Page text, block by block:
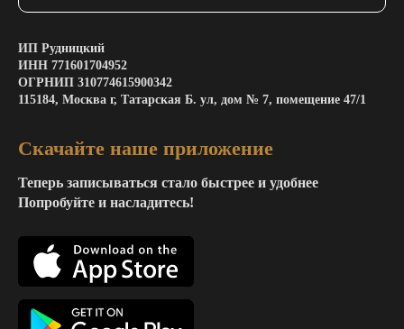
ИП Рудницкий
ИНН 771601704952
ОГРНИП 310774615900342
115184, Москва г, Татарская Б. ул, дом № 7, помещение 47/1
Скачайте наше приложение
Теперь записываться стало быстрее и удобнее
Попробуйте и насладитесь!